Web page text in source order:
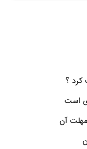
کرد ؟
است
آن